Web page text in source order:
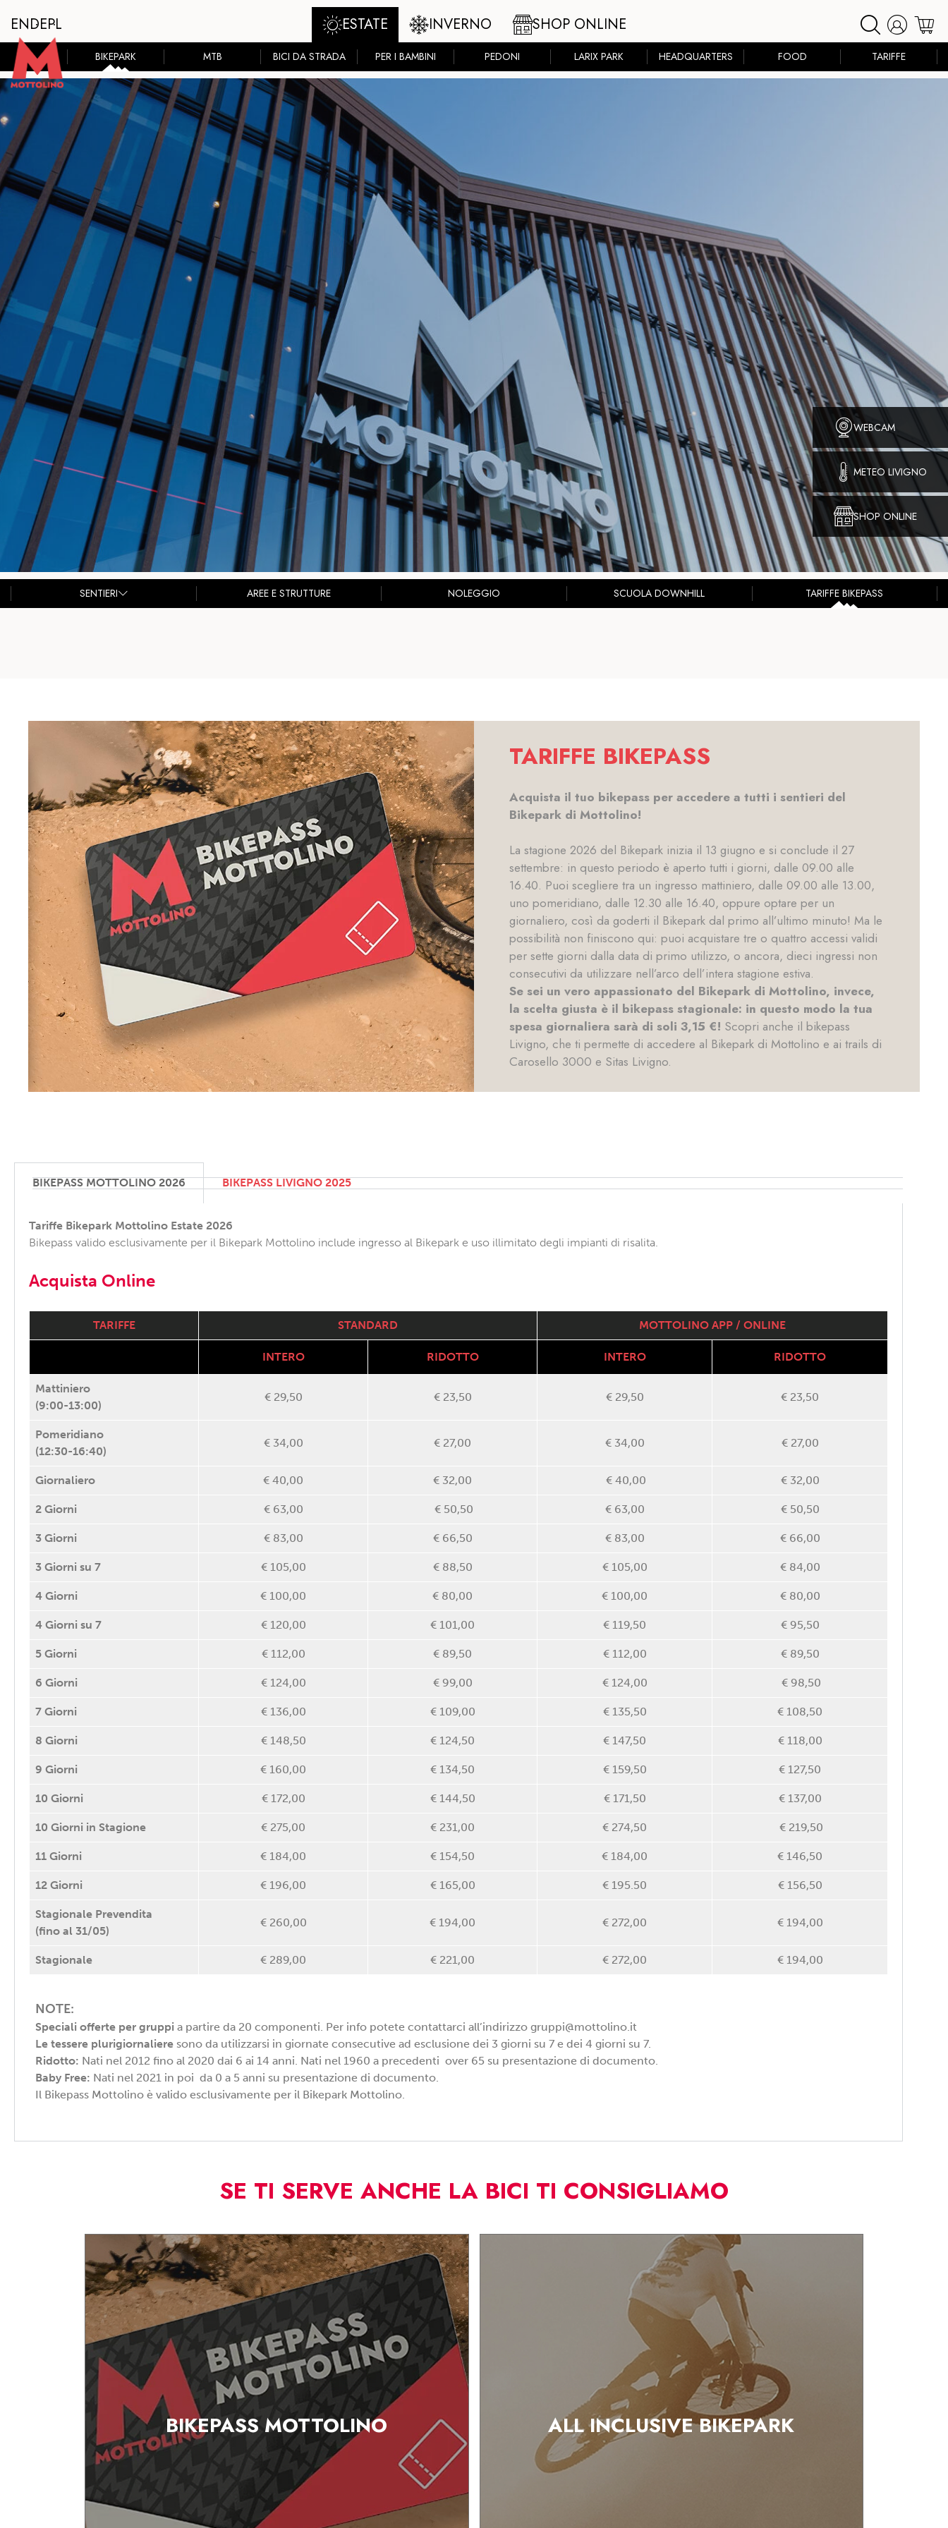
ESTATE INVERNO SHOP ONLINE
ENDEPL
BIKEPARK MTB BICI DA STRADA PER I BAMBINI PEDONI LARIX PARK HEADQUARTERS FOOD TARIFFE
WEBCAM
METEO LIVIGNO
SHOP ONLINE
SENTIERI AREE E STRUTTURE NOLEGGIO SCUOLA DOWNHILL TARIFFE BIKEPASS
TARIFFE BIKEPASS
Acquista il tuo bikepass per accedere a tutti i sentieri del
Bikepark di Mottolino!
La stagione 2026 del Bikepark inizia il 13 giugno e si conclude il 27
settembre: in questo periodo è aperto tutti i giorni, dalle 09.00 alle
16.40. Puoi scegliere tra un ingresso mattiniero, dalle 09.00 alle 13.00,
uno pomeridiano, dalle 12.30 alle 16.40, oppure optare per un
giornaliero, così da goderti il Bikepark dal primo all’ultimo minuto! Ma le
possibilità non finiscono qui: puoi acquistare tre o quattro accessi validi
per sette giorni dalla data di primo utilizzo, o ancora, dieci ingressi non
consecutivi da utilizzare nell’arco dell’intera stagione estiva.
Se sei un vero appassionato del Bikepark di Mottolino, invece,
la scelta giusta è il bikepass stagionale: in questo modo la tua
spesa giornaliera sarà di soli 3,15 €! Scopri anche il bikepass
Livigno, che ti permette di accedere al Bikepark di Mottolino e ai trails di
Carosello 3000 e Sitas Livigno.
BIKEPASS MOTTOLINO 2026 BIKEPASS LIVIGNO 2025
Tariffe Bikepark Mottolino Estate 2026
Bikepass valido esclusivamente per il Bikepark Mottolino include ingresso al Bikepark e uso illimitato degli impianti di risalita.
Acquista Online
TARIFFE STANDARD MOTTOLINO APP / ONLINE
INTERO RIDOTTO INTERO RIDOTTO
Mattiniero
(9:00-13:00)
€ 29,50 € 23,50 € 29,50 € 23,50
Pomeridiano
(12:30-16:40)
€ 34,00 € 27,00 € 34,00 € 27,00
Giornaliero € 40,00 € 32,00 € 40,00 € 32,00
2 Giorni € 63,00 € 50,50 € 63,00 € 50,50
3 Giorni € 83,00 € 66,50 € 83,00 € 66,00
3 Giorni su 7 € 105,00 € 88,50 € 105,00 € 84,00
4 Giorni € 100,00 € 80,00 € 100,00 € 80,00
4 Giorni su 7 € 120,00 € 101,00 € 119,50 € 95,50
5 Giorni € 112,00 € 89,50 € 112,00 € 89,50
6 Giorni € 124,00 € 99,00 € 124,00 € 98,50
7 Giorni € 136,00 € 109,00 € 135,50 € 108,50
8 Giorni € 148,50 € 124,50 € 147,50 € 118,00
9 Giorni € 160,00 € 134,50 € 159,50 € 127,50
10 Giorni € 172,00 € 144,50 € 171,50 € 137,00
10 Giorni in Stagione € 275,00 € 231,00 € 274,50 € 219,50
11 Giorni € 184,00 € 154,50 € 184,00 € 146,50
12 Giorni € 196,00 € 165,00 € 195.50 € 156,50
Stagionale Prevendita
(fino al 31/05)
€ 260,00 € 194,00 € 272,00 € 194,00
Stagionale € 289,00 € 221,00 € 272,00 € 194,00
NOTE:
Speciali offerte per gruppi a partire da 20 componenti. Per info potete contattarci all’indirizzo gruppi@mottolino.it
Le tessere plurigiornaliere sono da utilizzarsi in giornate consecutive ad esclusione dei 3 giorni su 7 e dei 4 giorni su 7.
Ridotto: Nati nel 2012 fino al 2020 dai 6 ai 14 anni. Nati nel 1960 a precedenti over 65 su presentazione di documento.
Baby Free: Nati nel 2021 in poi da 0 a 5 anni su presentazione di documento.
Il Bikepass Mottolino è valido esclusivamente per il Bikepark Mottolino.
SE TI SERVE ANCHE LA BICI TI CONSIGLIAMO
BIKEPASS MOTTOLINO ALL INCLUSIVE BIKEPARK